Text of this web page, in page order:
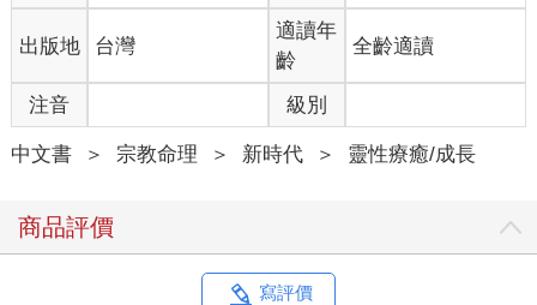
「依我看，你需要特殊的治療，就讓我來幫你吧。」他說。
為什麼選中我？
「你不一樣。」他彷彿看穿了我的心思，說道：「你在這世上有
他請我閉上眼睛，接著把雙手按在我頭上，又開始誦起咒來。接
又持續了二十分鐘。最後，他叫我坐起來。我覺得頭暈目眩，心
出版地 台灣
適讀年
齡
全齡適讀
注音 級別
中文書 ＞ 宗教命理 ＞ 新時代 ＞ 靈性療癒/成長
商品評價
寫評價